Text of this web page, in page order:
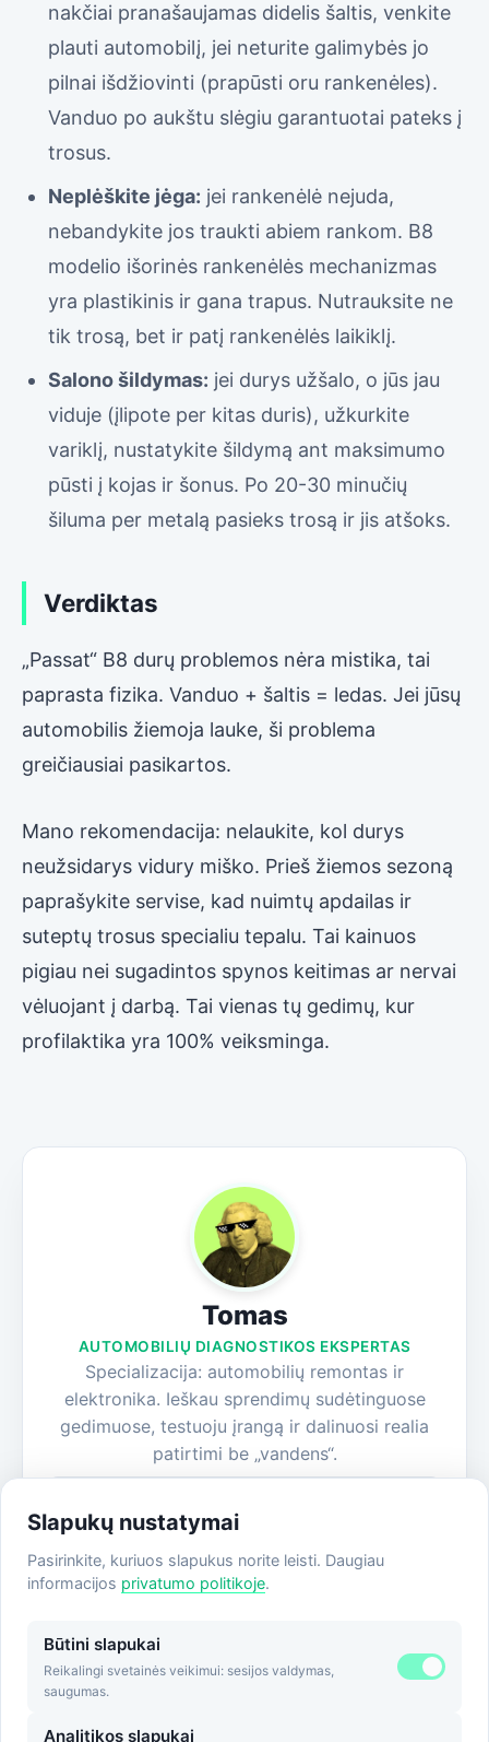
nakčiai pranašaujamas didelis šaltis, venkite
plauti automobilį, jei neturite galimybės jo
pilnai išdžiovinti (prapūsti oru rankenėles).
Vanduo po aukštu slėgiu garantuotai pateks į
trosus.
Neplėškite jėga: jei rankenėlė nejuda,
nebandykite jos traukti abiem rankom. B8
modelio išorinės rankenėlės mechanizmas
yra plastikinis ir gana trapus. Nutrauksite ne
tik trosą, bet ir patį rankenėlės laikiklį.
Salono šildymas: jei durys užšalo, o jūs jau
viduje (įlipote per kitas duris), užkurkite
variklį, nustatykite šildymą ant maksimumo
pūsti į kojas ir šonus. Po 20-30 minučių
šiluma per metalą pasieks trosą ir jis atšoks.
Verdiktas
„Passat“ B8 durų problemos nėra mistika, tai
paprasta fizika. Vanduo + šaltis = ledas. Jei jūsų
automobilis žiemoja lauke, ši problema
greičiausiai pasikartos.
Mano rekomendacija: nelaukite, kol durys
neužsidarys vidury miško. Prieš žiemos sezoną
paprašykite servise, kad nuimtų apdailas ir
suteptų trosus specialiu tepalu. Tai kainuos
pigiau nei sugadintos spynos keitimas ar nervai
vėluojant į darbą. Tai vienas tų gedimų, kur
profilaktika yra 100% veiksminga.
Tomas
AUTOMOBILIŲ DIAGNOSTIKOS EKSPERTAS
Specializacija: automobilių remontas ir
elektronika. Ieškau sprendimų sudėtinguose
gedimuose, testuoju įrangą ir dalinuosi realia
patirtimi be „vandens“.
Apie autorių
Slapukų nustatymai
Pasirinkite, kuriuos slapukus norite leisti. Daugiau
informacijos privatumo politikoje.
Būtini slapukai
Reikalingi svetainės veikimui: sesijos valdymas,
saugumas.
Analitikos slapukai